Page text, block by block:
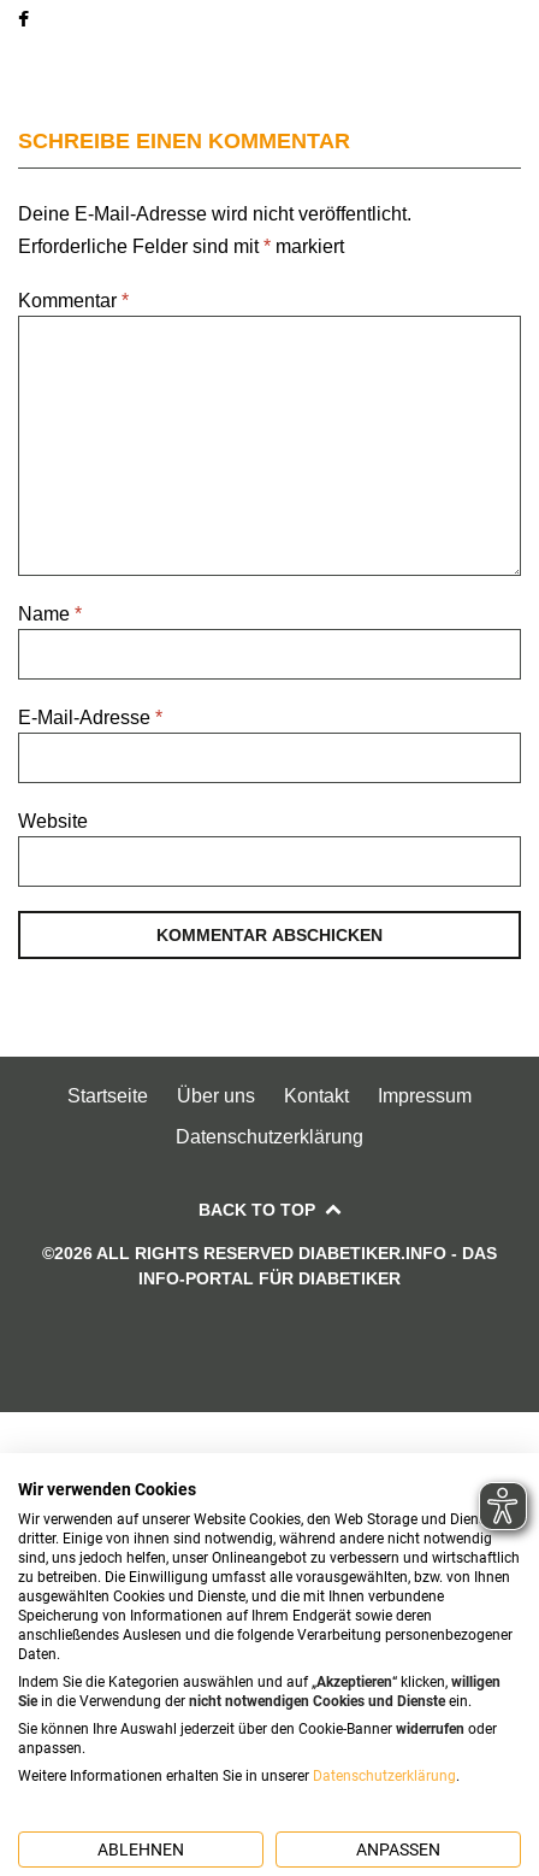
SCHREIBE EINEN KOMMENTAR
Deine E-Mail-Adresse wird nicht veröffentlicht.
Erforderliche Felder sind mit* markiert
Kommentar *
Name *
E-Mail-Adresse *
Website
Startseite Über uns Kontakt
Impressum
Datenschutzerklärung
BACK TO TOP
©2026 ALL RIGHTS RESERVED DIABETIKER.INFO - DAS
INFO-PORTAL FÜR DIABETIKER
Wir verwenden Cookies
Wir verwenden auf unserer Website Cookies, den Web Storage und Dienste
dritter. Einige von ihnen sind notwendig, während andere nicht notwendig
sind, uns jedoch helfen, unser Onlineangebot zu verbessern und wirtschaftlich
zu betreiben. Die Einwilligung umfasst alle vorausgewählten, bzw. von Ihnen
ausgewählten Cookies und Dienste, und die mit Ihnen verbundene
Speicherung von Informationen auf Ihrem Endgerät sowie deren
anschließendes Auslesen und die folgende Verarbeitung personenbezogener
Daten.
Indem Sie die Kategorien auswählen und auf „Akzeptieren“ klicken, willigen
Sie in die Verwendung der nicht notwendigen Cookies und Diensteein.
Sie können Ihre Auswahl jederzeit über den Cookie-Banner widerrufen oder
anpassen.
Weitere Informationen erhalten Sie in unserer Datenschutzerklärung.
ABLEHNEN ANPASSEN